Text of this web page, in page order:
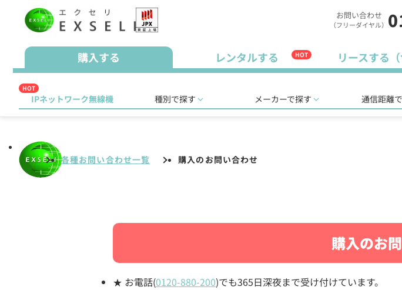
お問い合わせ
（フリーダイヤル）
購入する レンタルする HOT リースする（
HOT
IPネットワーク無線機 種別で探す メーカーで探す 通信距離
各種お問い合わせ一覧 購入のお問い合わせ
購入のお
お電話(0120-880-200)でも365日深夜まで受け付けています。